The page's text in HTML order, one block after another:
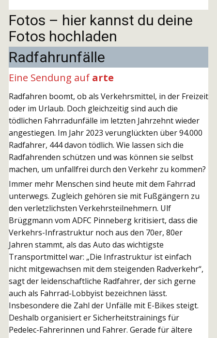
Fotos – hier kannst du deine
Fotos hochladen
Radfahrunfälle
Eine Sendung auf arte
Radfahren boomt, ob als Verkehrsmittel, in der Freizeit
oder im Urlaub. Doch gleichzeitig sind auch die
tödlichen Fahrradunfälle im letzten Jahrzehnt wieder
angestiegen. Im Jahr 2023 verunglückten über 94.000
Radfahrer, 444 davon tödlich. Wie lassen sich die
Radfahrenden schützen und was können sie selbst
machen, um unfallfrei durch den Verkehr zu kommen?
Immer mehr Menschen sind heute mit dem Fahrrad
unterwegs. Zugleich gehören sie mit Fußgängern zu
den verletzlichsten Verkehrsteilnehmern. Ulf
Brüggmann vom ADFC Pinneberg kritisiert, dass die
Verkehrs-Infrastruktur noch aus den 70er, 80er
Jahren stammt, als das Auto das wichtigste
Transportmittel war: „Die Infrastruktur ist einfach
nicht mitgewachsen mit dem steigenden Radverkehr“,
sagt der leidenschaftliche Radfahrer, der sich gerne
auch als Fahrrad-Lobbyist bezeichnen lässt.
Insbesondere die Zahl der Unfälle mit E-Bikes steigt.
Deshalb organisiert er Sicherheitstrainings für
Pedelec-Fahrerinnen und Fahrer. Gerade für ältere